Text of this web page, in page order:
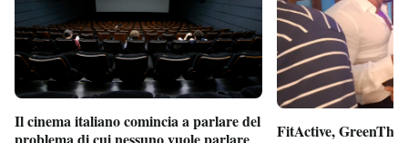
AREA PERSONALE
Entra
Il cinema italiano comincia a parlare del
FitActive,